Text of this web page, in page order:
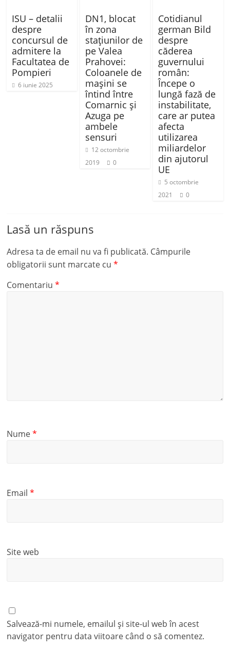
ISU – detalii
despre
concursul de
admitere la
Facultatea de
Pompieri
6 iunie 2025
DN1, blocat
în zona
stațiunilor de
pe Valea
Prahovei:
Coloanele de
mașini se
întind între
Comarnic și
Azuga pe
ambele
sensuri
12 octombrie
2019
0
Cotidianul
german Bild
despre
căderea
guvernului
român:
Începe o
lungă fază de
instabilitate,
care ar putea
afecta
utilizarea
miliardelor
din ajutorul
UE
5 octombrie
2021
0
Lasă un răspuns
Adresa ta de email nu va fi publicată. Câmpurile
obligatorii sunt marcate cu*
Comentariu*
Nume*
Email*
Site web
Salvează-mi numele, emailul și site-ul web în acest
navigator pentru data viitoare când o să comentez.